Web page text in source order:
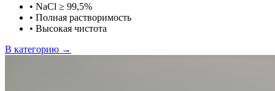
• NaCl ≥ 99,5%
• Полная растворимость
• Высокая чистота
В категорию →